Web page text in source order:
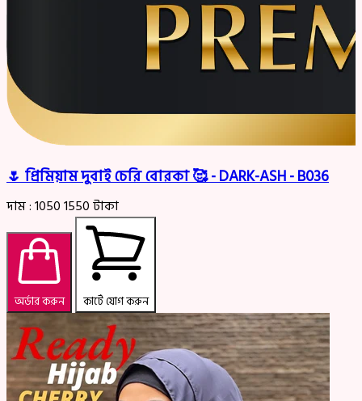
🌷 প্রিমিয়াম দুবাই চেরি বোরকা 🥰 - DARK-ASH - B036
দাম :10501550টাকা
অর্ডার করুন কার্টে যোগ করুন